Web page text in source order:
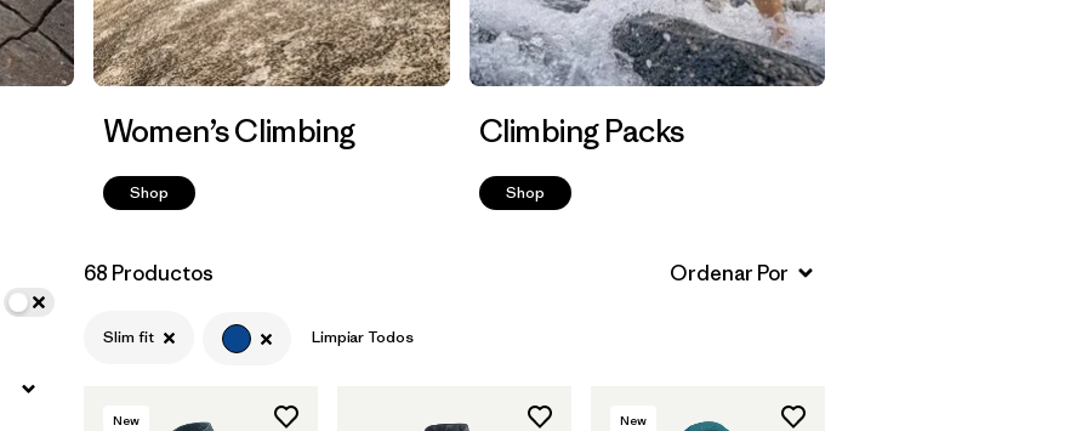
Women’s Climbing
Shop
Climbing Packs
Shop
68 Productos
Slim fit Limpiar Todos
New New